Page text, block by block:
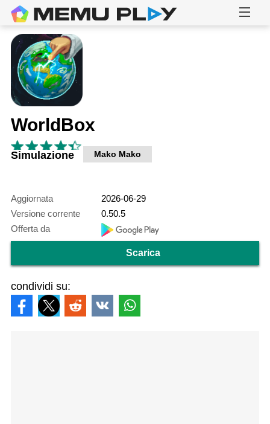
WorldBox
Simulazione Mako Mako
Aggiornata
2026-06-29
Versione corrente
0.50.5
Offerta da
Scarica
condividi su: